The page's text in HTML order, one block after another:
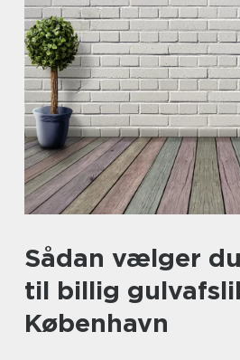
Sådan vælger
til billig
København